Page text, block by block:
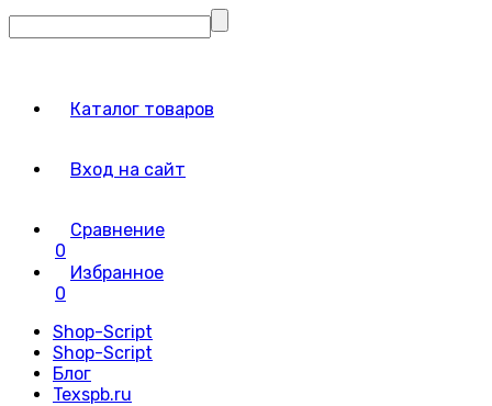
Каталог товаров
Вход на сайт
Сравнение
0
Избранное
0
Shop-Script
Shop-Script
Блог
Texspb.ru